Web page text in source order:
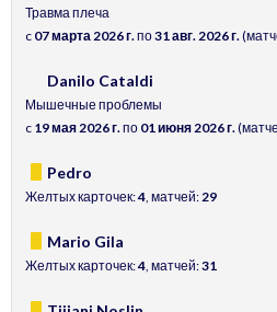
Травма плеча
c 07 марта 2026 г.по31 авг. 2026 г.
Danilo Cataldi
Мышечные проблемы
c 19 мая 2026 г.по 01 июня 2026 г.
Pedro
Желтых карточек:4, матчей:29
Mario Gila
Желтых карточек:4, матчей:31